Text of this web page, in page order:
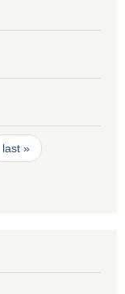
last »